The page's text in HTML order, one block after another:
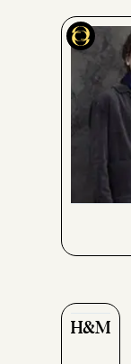
H&M